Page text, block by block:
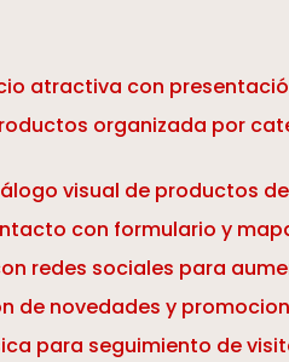
atractiva con
organizada por
visual de productos
con formulario y
redes sociales para
de novedades y
para seguimiento de